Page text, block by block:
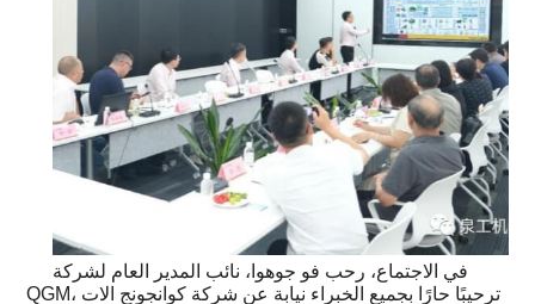
في الاجتماع، رحب فو جوهوا، نائب المدير العام لشركة
QGM، ترحيبًا حارًا بجميع الخبراء نيابة عن شركة كوانجونج الات